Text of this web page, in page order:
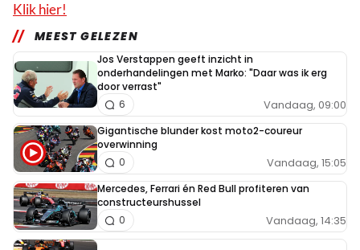
Klik hier!
MEEST GELEZEN
Jos Verstappen geeft inzicht in
onderhandelingen met Marko: "Daar was ik erg
door verrast"
Vandaag, 09:00
6
Gigantische blunder kost moto2-coureur
overwinning
Vandaag, 15:05
0
Mercedes, Ferrari én Red Bull profiteren van
constructeurshussel
Vandaag, 14:35
0